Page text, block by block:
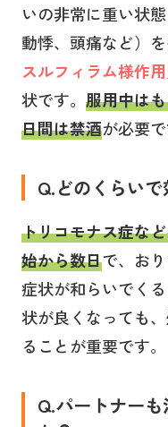
いの非常に重い状
動悸、頭痛など）
スルフィラム様作用
状です。 服用中は
日間は禁酒が必要で
Q.どのくらい
トリコモナス症な
始から数日で、お
症状が和らいでく
状が良くなっても
ることが重要です。
Q.パートナー